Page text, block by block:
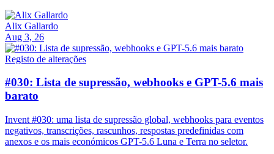
Alix Gallardo
Aug 3, 26
Registo de alterações
#030: Lista de supressão, webhooks e GPT-5.6 mais
barato
Invent #030: uma lista de supressão global, webhooks para eventos
negativos, transcrições, rascunhos, respostas predefinidas com
anexos e os mais económicos GPT-5.6 Luna e Terra no seletor.